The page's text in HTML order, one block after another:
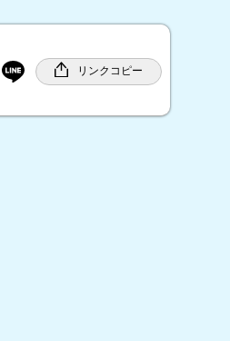
リンクコピー